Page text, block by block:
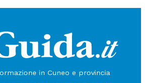
in Cuneo e provincia